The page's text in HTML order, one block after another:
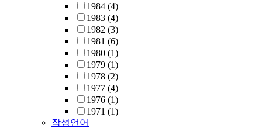
1984 (4)
1983 (4)
1982 (3)
1981 (6)
1980 (1)
1979 (1)
1978 (2)
1977 (4)
1976 (1)
1971 (1)
작성언어